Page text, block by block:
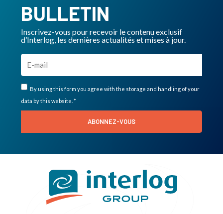
BULLETIN
Inscrivez-vous pour recevoir le contenu exclusif
d’Interlog, les dernières actualités et mises à jour.
By using this form you agree with the storage and handling of your
data by this website. *
ABONNEZ-VOUS